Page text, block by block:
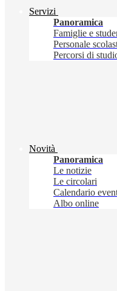
Servizi
Panoramica
Famiglie e
Personale
Percorsi di
Novità
Panoramica
Le notizie
Le circolari
Calendario
Albo online